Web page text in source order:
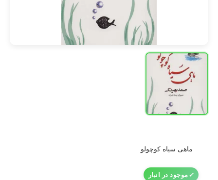
ماهی سیاه کوچولو
✓موجود در انبار